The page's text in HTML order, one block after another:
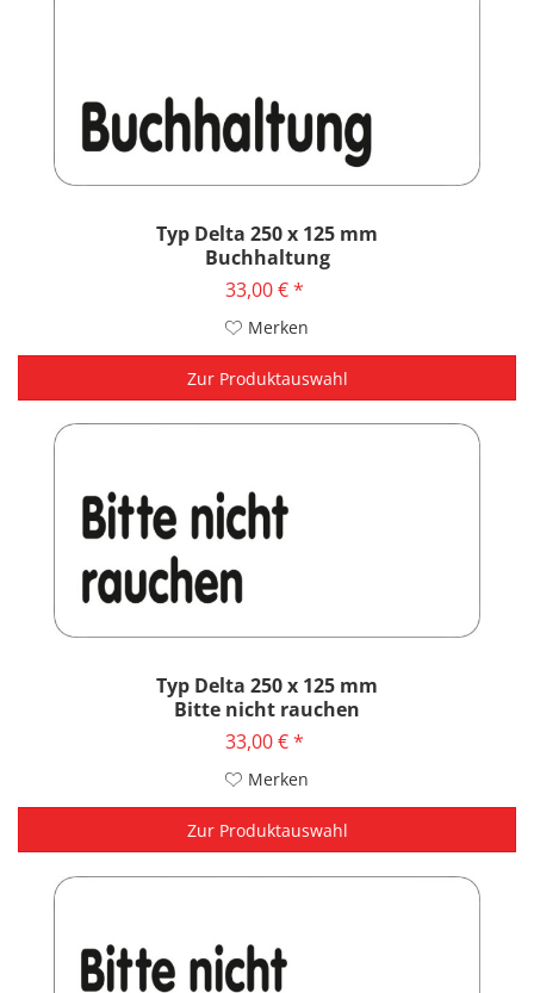
Typ Delta 250 x 125 mm
Buchhaltung
33,00 € *
Merken
Zur Produktauswahl
Typ Delta 250 x 125 mm
Bitte nicht rauchen
33,00 € *
Merken
Zur Produktauswahl